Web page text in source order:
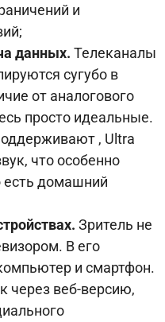
и
данных. Телеканалы
сугубо в
от аналогового
просто идеальные.
, Ultra
что особенно
есть домашний
Зритель не
В его
и смартфон.
через веб-версию,